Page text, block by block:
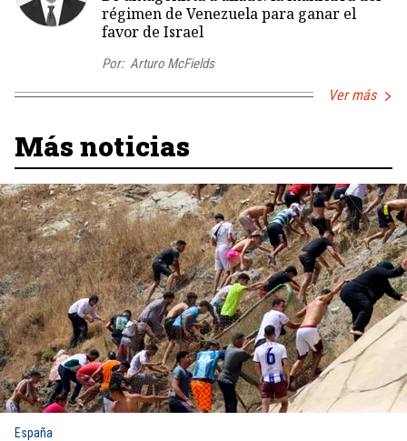
régimen de Venezuela para ganar el
favor de Israel
Por: Arturo McFields
Ver más
Más noticias
España